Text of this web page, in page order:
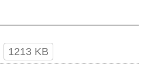
1213 KB